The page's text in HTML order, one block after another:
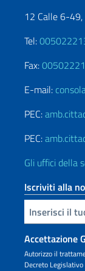
12 Calle 6-
Tel:
Fax:
E-mail:
PEC:
PEC:
Gli uffici della
Iscriviti alla
Inserisci la tua email
Accettazione
Autorizzo il
Decreto